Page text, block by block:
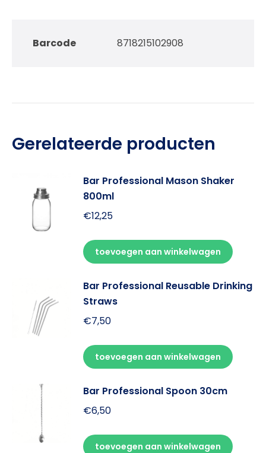
Barcode 8718215102908
Gerelateerde producten
Bar Professional Mason Shaker
800ml
€12,25
toevoegen aan winkelwagen
Bar Professional Reusable Drinking
Straws
€7,50
toevoegen aan winkelwagen
Bar Professional Spoon 30cm
€6,50
toevoegen aan winkelwagen